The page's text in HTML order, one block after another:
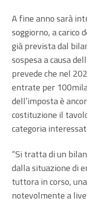
A fine anno sarà
soggiorno, a carico
già prevista dal
sospesa a causa
prevede che nel
entrate per
dell’imposta è
costituzione il
categoria
“Si tratta di un
dalla situazione di
tuttora in corso,
notevolmente a